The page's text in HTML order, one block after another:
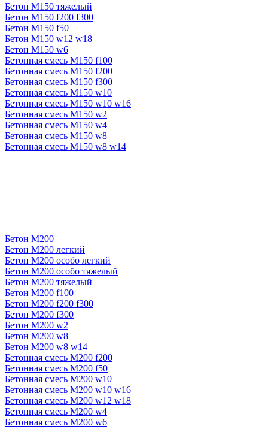
Бетон М150 тяжелый
Бетон М150 f200 f300
Бетон М150 f50
Бетон М150 w12 w18
Бетон М150 w6
Бетонная смесь М150 f100
Бетонная смесь М150 f200
Бетонная смесь М150 f300
Бетонная смесь М150 w10
Бетонная смесь М150 w10 w16
Бетонная смесь М150 w2
Бетонная смесь М150 w4
Бетонная смесь М150 w8
Бетонная смесь М150 w8 w14
Бетон М200
Бетон М200 легкий
Бетон М200 особо легкий
Бетон М200 особо тяжелый
Бетон М200 тяжелый
Бетон М200 f100
Бетон М200 f200 f300
Бетон М200 f300
Бетон М200 w2
Бетон М200 w8
Бетон М200 w8 w14
Бетонная смесь М200 f200
Бетонная смесь М200 f50
Бетонная смесь М200 w10
Бетонная смесь М200 w10 w16
Бетонная смесь М200 w12 w18
Бетонная смесь М200 w4
Бетонная смесь М200 w6